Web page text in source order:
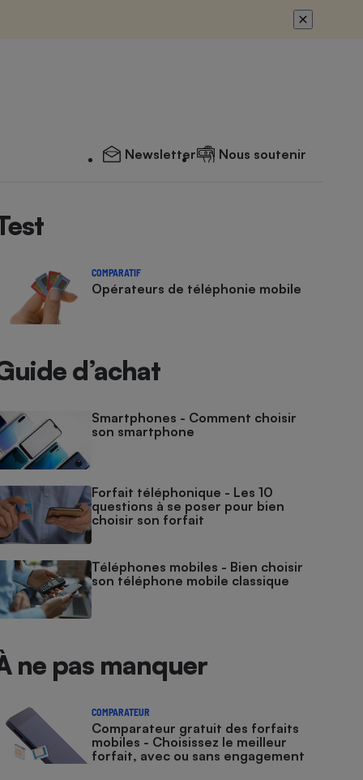
Newsletter Nous soutenir
COMPARATIF
Opérateurs de téléphonie mobile
d’achat
Smartphones - Comment choisir
son smartphone
Forfait téléphonique - Les 10
questions à se poser pour bien
choisir son forfait
Téléphones mobiles - Bien choisir
son téléphone mobile classique
ne pas manquer
COMPARATEUR
Comparateur gratuit des forfaits
mobiles - Choisissez le meilleur
forfait, avec ou sans engagement